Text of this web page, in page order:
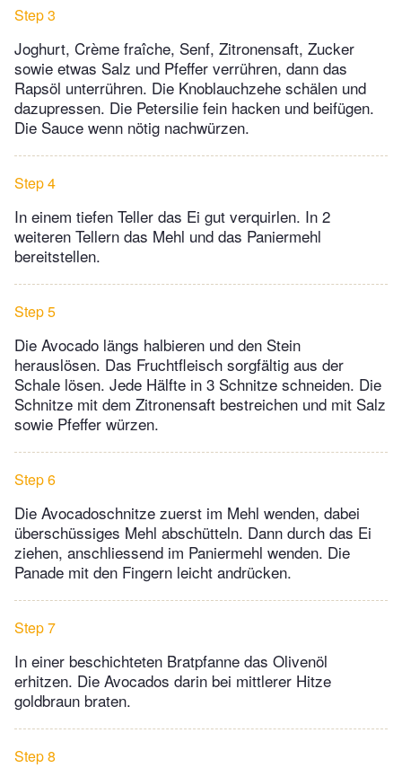
Step 3
Joghurt, Crème fraîche, Senf, Zitronensaft, Zucker
sowie etwas Salz und Pfeffer verrühren, dann das
Rapsöl unterrühren. Die Knoblauchzehe schälen und
dazupressen. Die Petersilie fein hacken und beifügen.
Die Sauce wenn nötig nachwürzen.
Step 4
In einem tiefen Teller das Ei gut verquirlen. In 2
weiteren Tellern das Mehl und das Paniermehl
bereitstellen.
Step 5
Die Avocado längs halbieren und den Stein
herauslösen. Das Fruchtfleisch sorgfältig aus der
Schale lösen. Jede Hälfte in 3 Schnitze schneiden. Die
Schnitze mit dem Zitronensaft bestreichen und mit Salz
sowie Pfeffer würzen.
Step 6
Die Avocadoschnitze zuerst im Mehl wenden, dabei
überschüssiges Mehl abschütteln. Dann durch das Ei
ziehen, anschliessend im Paniermehl wenden. Die
Panade mit den Fingern leicht andrücken.
Step 7
In einer beschichteten Bratpfanne das Olivenöl
erhitzen. Die Avocados darin bei mittlerer Hitze
goldbraun braten.
Step 8